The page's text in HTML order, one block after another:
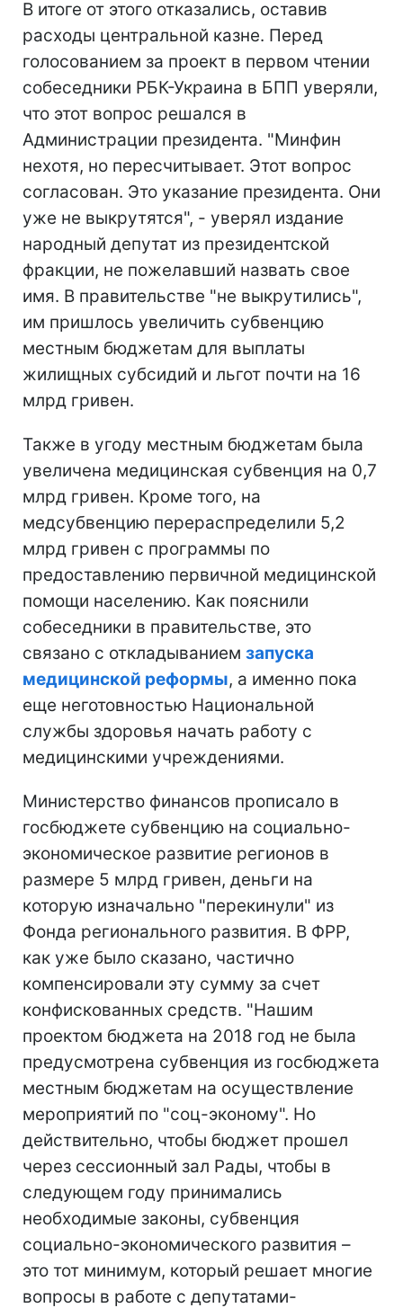
В итоге от этого отказались, оставив
расходы центральной казне. Перед
голосованием за проект в первом чтении
собеседники РБК-Украина в БПП уверяли,
что этот вопрос решался в
Администрации президента. "Минфин
нехотя, но пересчитывает. Этот вопрос
согласован. Это указание президента. Они
уже не выкрутятся", - уверял издание
народный депутат из президентской
фракции, не пожелавший назвать свое
имя. В правительстве "не выкрутились",
им пришлось увеличить субвенцию
местным бюджетам для выплаты
жилищных субсидий и льгот почти на 16
млрд гривен.
Также в угоду местным бюджетам была
увеличена медицинская субвенция на 0,7
млрд гривен. Кроме того, на
медсубвенцию перераспределили 5,2
млрд гривен с программы по
предоставлению первичной медицинской
помощи населению. Как пояснили
собеседники в правительстве, это
связано с откладыванием запуска
медицинской реформы, а именно пока
еще неготовностью Национальной
службы здоровья начать работу с
медицинскими учреждениями.
Министерство финансов прописало в
госбюджете субвенцию на социально-
экономическое развитие регионов в
размере 5 млрд гривен, деньги на
которую изначально "перекинули" из
Фонда регионального развития. В ФРР,
как уже было сказано, частично
компенсировали эту сумму за счет
конфискованных средств. "Нашим
проектом бюджета на 2018 год не была
предусмотрена субвенция из госбюджета
местным бюджетам на осуществление
мероприятий по "соц-эконому". Но
действительно, чтобы бюджет прошел
через сессионный зал Рады, чтобы в
следующем году принимались
необходимые законы, субвенция
социально-экономического развития –
это тот минимум, который решает многие
вопросы в работе с депутатами-